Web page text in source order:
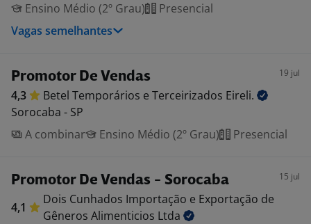
Ensino Médio (2º Grau)
Presencial
Vagas semelhantes
Promotor De Vendas 19 jul
4,3 Betel Temporários e Terceirizados Eireli.
Sorocaba - SP
A combinar
Ensino Médio (2º Grau) Presencial
Promotor De Vendas - Sorocaba 15 jul
4,1
Dois Cunhados Importação e Exportação de
Gêneros Alimenticios Ltda